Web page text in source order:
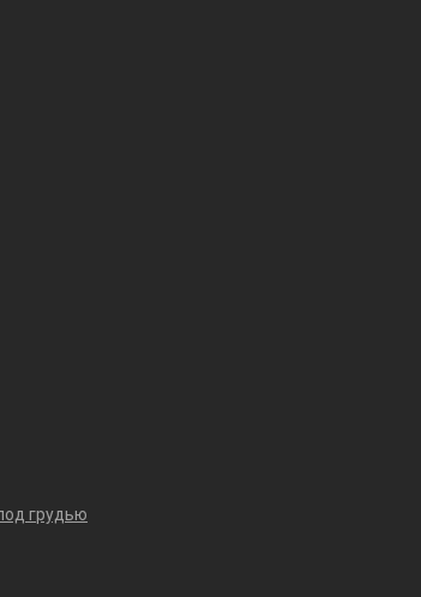
грудью